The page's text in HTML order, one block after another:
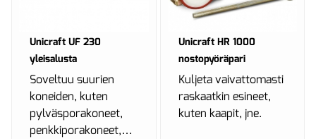
Unicraft UF 230
yleisalusta
Soveltuu suurien
koneiden, kuten
pylväsporakoneet,
penkkiporakoneet,
Unicraft HR 1000
nostopyöräpari
Kuljeta vaivattomasti
raskaatkin esineet,
kuten kaapit, jne.